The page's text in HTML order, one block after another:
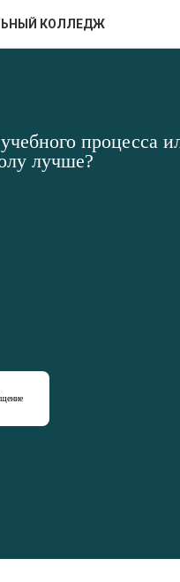
процесса
лучше?
КОЛЛЕДЖ